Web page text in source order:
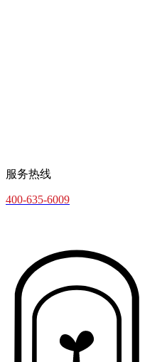
服务热线
400-635-6009